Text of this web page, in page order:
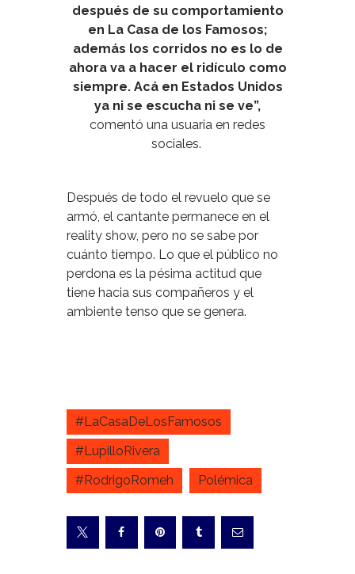
después de su comportamiento
en La Casa de los Famosos;
además los corridos no es lo de
ahora va a hacer el ridículo como
siempre. Acá en Estados Unidos
ya ni se escucha ni se ve”,
comentó una usuaria en redes
sociales.
Después de todo el revuelo que se
armó, el cantante permanece en el
reality show, pero no se sabe por
cuánto tiempo. Lo que el público no
perdona es la pésima actitud que
tiene hacia sus compañeros y el
ambiente tenso que se genera.
#LaCasaDeLosFamosos
#LupilloRivera
#RodrigoRomeh
Polémica